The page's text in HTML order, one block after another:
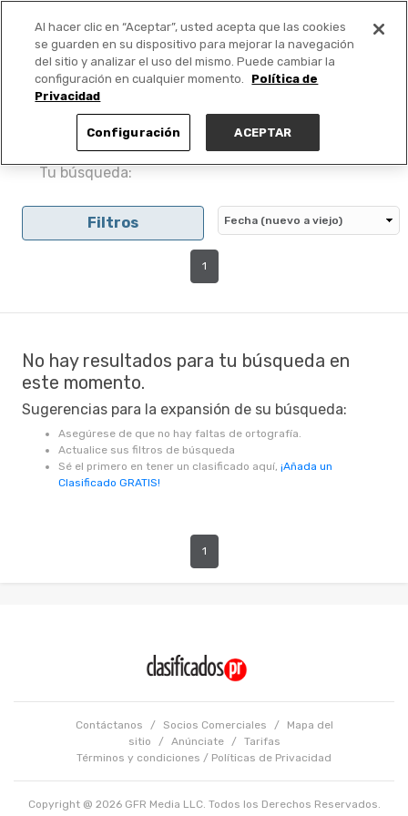
PUBLICA GRATIS +
Tu búsqueda:
Filtros
1
No hay resultados para tu búsqueda en
este momento.
Sugerencias para la expansión de su búsqueda:
Asegúrese de que no hay faltas de ortografía.
Actualice sus filtros de búsqueda
Sé el primero en tener un clasificado aquí, ¡Añada un
Clasificado GRATIS!
1
Contáctanos / Socios Comerciales /
Mapa del
sitio
/ Anúnciate /
Tarifas
Términos y condiciones / Políticas de Privacidad
Copyright @ 2026 GFR Media LLC. Todos los Derechos Reservados.
Al hacer clic en “Aceptar”, usted acepta que las cookies
se guarden en su dispositivo para mejorar la navegación
del sitio y analizar el uso del mismo. Puede cambiar la
configuración en cualquier momento.
Política de
Privacidad
Configuración ACEPTAR